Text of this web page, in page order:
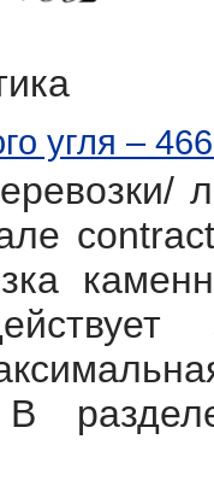
угля –